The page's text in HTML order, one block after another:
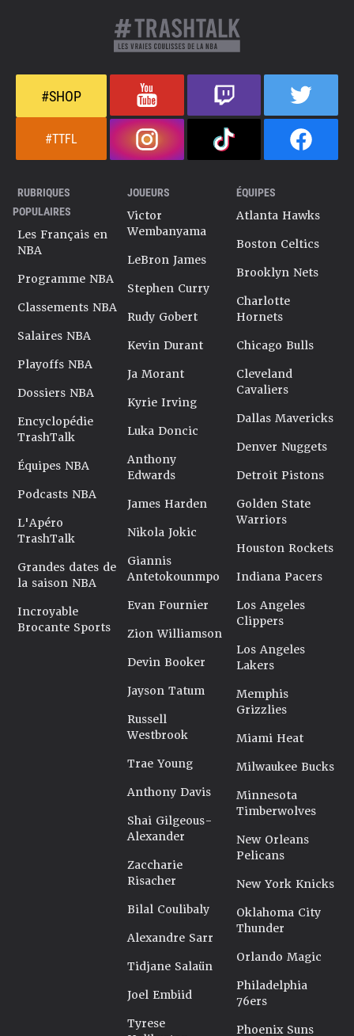
#SHOP
#TTFL
RUBRIQUES
POPULAIRES
Les Français en
NBA
Programme NBA
Classements NBA
Salaires NBA
Playoffs NBA
Dossiers NBA
Encyclopédie
TrashTalk
Équipes NBA
Podcasts NBA
L'Apéro
TrashTalk
Grandes dates de
la saison NBA
Incroyable
Brocante Sports
JOUEURS
Victor
Wembanyama
LeBron James
Stephen Curry
Rudy Gobert
Kevin Durant
Ja Morant
Kyrie Irving
Luka Doncic
Anthony
Edwards
James Harden
Nikola Jokic
Giannis
Antetokounmpo
Evan Fournier
Zion Williamson
Devin Booker
Jayson Tatum
Russell
Westbrook
Trae Young
Anthony Davis
Shai Gilgeous-
Alexander
Zaccharie
Risacher
Bilal Coulibaly
Alexandre Sarr
Tidjane Salaün
Joel Embiid
Tyrese
ÉQUIPES
Atlanta Hawks
Boston Celtics
Brooklyn Nets
Charlotte
Hornets
Chicago Bulls
Cleveland
Cavaliers
Dallas Mavericks
Denver Nuggets
Detroit Pistons
Golden State
Warriors
Houston Rockets
Indiana Pacers
Los Angeles
Clippers
Los Angeles
Lakers
Memphis
Grizzlies
Miami Heat
Milwaukee Bucks
Minnesota
Timberwolves
New Orleans
Pelicans
New York Knicks
Oklahoma City
Thunder
Orlando Magic
Philadelphia
76ers
Phoenix Suns